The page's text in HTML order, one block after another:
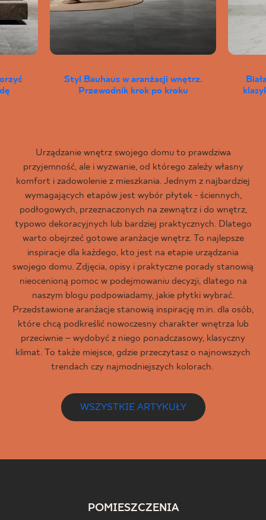
Styl Bauhaus w aranżacji wnętrz.
Przewodnik krok po kroku
Urządzanie wnętrz swojego domu to prawdziwa
przyjemność, ale i wyzwanie, od którego zależy własny
komfort i zadowolenie z mieszkania. Jednym z najbardziej
wymagających etapów jest wybór płytek - ściennych,
podłogowych, przeznaczonych na zewnątrz i do wnętrz,
typowo dekoracyjnych lub bardziej praktycznych. Dlatego
warto obejrzeć gotowe aranżacje wnętrz. To najlepsze
inspiracje dla każdego, kto jest na etapie urządzania
swojego domu. Zdjęcia, opisy i praktyczne porady stanowią
nieocenioną pomoc w podejmowaniu decyzji, dlatego na
naszym blogu podpowiadamy, jakie płytki wybrać.
Przedstawione aranżacje stanowią inspirację m.in. dla osób,
które chcą podkreślić nowoczesny charakter wnętrza lub
przeciwnie – wydobyć z niego ponadczasowy, klasyczny
klimat. To także miejsce, gdzie przeczytasz o najnowszych
trendach czy najmodniejszych kolorach.
WSZYSTKIE ARTYKUŁY
POMIESZCZENIA